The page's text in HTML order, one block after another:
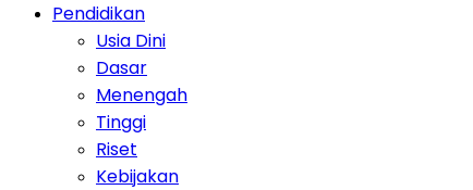
Pendidikan
Usia Dini
Dasar
Menengah
Tinggi
Riset
Kebijakan